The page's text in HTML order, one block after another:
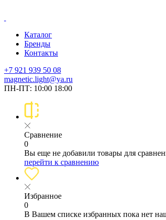
Каталог
Бренды
Контакты
+7 921 939 50 08
magnetic.light@ya.ru
ПН-ПТ: 10:00 18:00
Сравнение
0
Вы еще не добавили товары для
перейти к сравнению
Избранное
0
В Вашем списке избранных пока нет